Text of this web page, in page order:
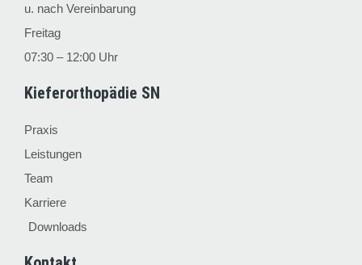
u. nach Vereinbarung
Freitag
07:30 – 12:00 Uhr
Kieferorthopädie SN
Praxis
Leistungen
Team
Karriere
Downloads